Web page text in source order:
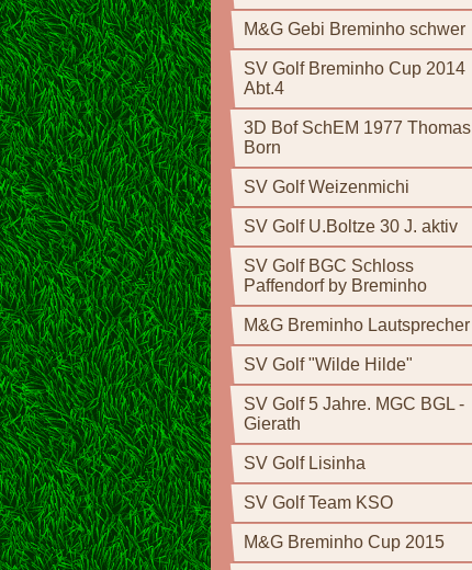
M&G Gebi Breminho schwer
SV Golf Breminho Cup 2014
Abt.4
3D Bof SchEM 1977 Thomas
Born
SV Golf Weizenmichi
SV Golf U.Boltze 30 J. aktiv
SV Golf BGC Schloss
Paffendorf by Breminho
M&G Breminho Lautsprecher
SV Golf "Wilde Hilde"
SV Golf 5 Jahre. MGC BGL -
Gierath
SV Golf Lisinha
SV Golf Team KSO
M&G Breminho Cup 2015